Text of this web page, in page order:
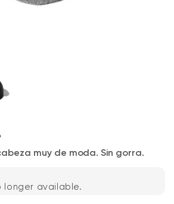
muy de moda. Sin gorra.
longer available.
Cam v4 + Tarjeta MicroSD de
GB
59,98 US$
63,96 US$